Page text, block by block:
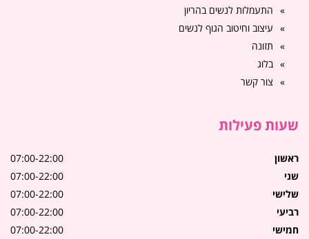
התעמלות לנשים בהריון
עיצוב וחיטוב הגוף לנשים
תזונה
בלוג
צור קשר
שעות פעילות
ראשון
07:00-22:00
שני
07:00-22:00
שלישי
07:00-22:00
רביעי
07:00-22:00
חמישי
07:00-22:00